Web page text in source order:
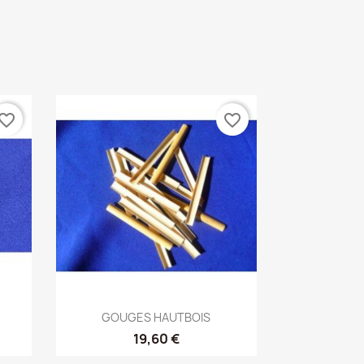
Aperçu rapide
GOUGES HAUTBOIS
19,60 €
favorite_border